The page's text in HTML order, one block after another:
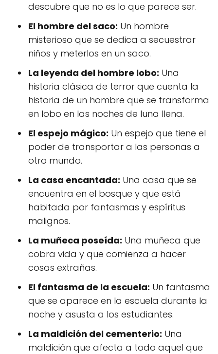
descubre que no es lo que parece ser.
El hombre del saco: Un hombre
misterioso que se dedica a secuestrar
niños y meterlos en un saco.
La leyenda del hombre lobo: Una
historia clásica de terror que cuenta la
historia de un hombre que se transforma
en lobo en las noches de luna llena.
El espejo mágico: Un espejo que tiene el
poder de transportar a las personas a
otro mundo.
La casa encantada: Una casa que se
encuentra en el bosque y que está
habitada por fantasmas y espíritus
malignos.
La muñeca poseída: Una muñeca que
cobra vida y que comienza a hacer
cosas extrañas.
El fantasma de la escuela: Un fantasma
que se aparece en la escuela durante la
noche y asusta a los estudiantes.
La maldición del cementerio: Una
maldición que afecta a todo aquel que